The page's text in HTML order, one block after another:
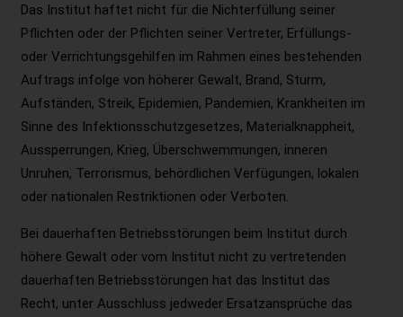
Das Institut haftet nicht für die Nichterfüllung seiner
Pflichten oder der Pflichten seiner Vertreter, Erfüllungs-
oder Verrichtungsgehilfen im Rahmen eines bestehenden
Auftrags infolge von höherer Gewalt, Brand, Sturm,
Aufständen, Streik, Epidemien, Pandemien, Krankheiten im
Sinne des Infektionsschutzgesetzes, Materialknappheit,
Aussperrungen, Krieg, Überschwemmungen, inneren
Unruhen, Terrorismus, behördlichen Verfügungen, lokalen
oder nationalen Restriktionen oder Verboten.
Bei dauerhaften Betriebsstörungen beim Institut durch
höhere Gewalt oder vom Institut nicht zu vertretenden
dauerhaften Betriebsstörungen hat das Institut das
Recht, unter Ausschluss jedweder Ersatzansprüche das